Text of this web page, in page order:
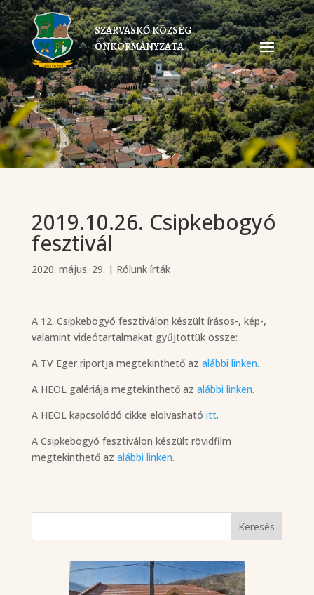
SZARVASKŐ KÖZSÉG
ÖNKORMÁNYZATA
2019.10.26. Csipkebogyó
fesztivál
2020. május. 29. | Rólunk írták
A 12. Csipkebogyó fesztiválon készült írásos-, kép-,
valamint videótartalmakat gyűjtöttük össze:
A TV Eger riportja megtekinthető az alábbi linken.
A HEOL galériája megtekinthető az alábbi linken.
A HEOL kapcsolódó cikke elolvasható itt.
A Csipkebogyó fesztiválon készült rövidfilm
megtekinthető az alábbi linken.